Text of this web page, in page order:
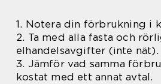
1. Notera din förbrukning i
2. Ta med alla fasta och
elhandelsavgifter (inte nät).
3. Jämför vad samma
kostat med ett annat avtal.